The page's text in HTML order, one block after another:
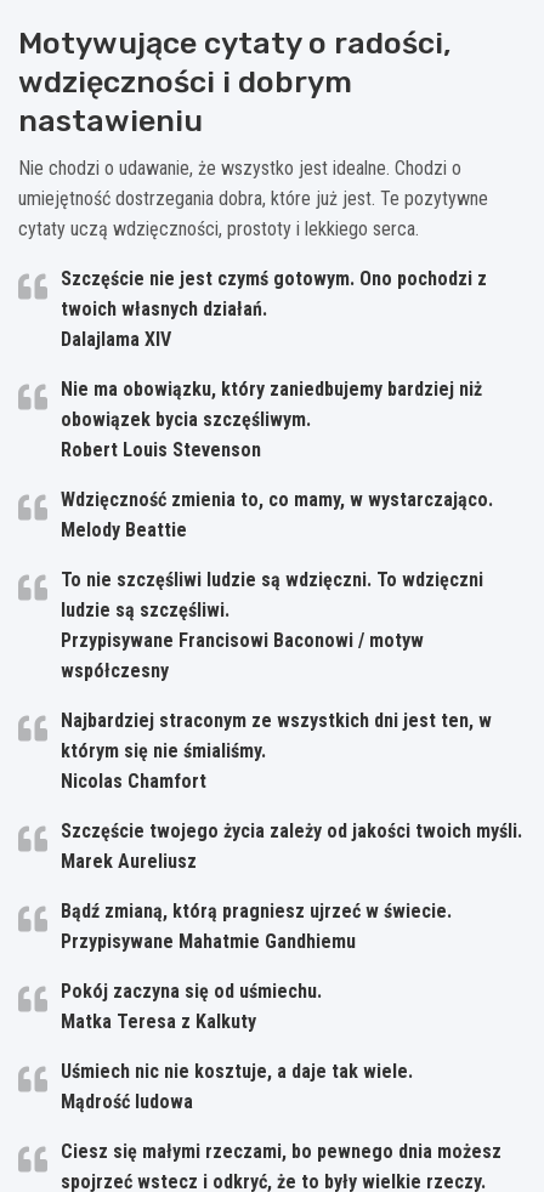
Motywujące cytaty o radości,
wdzięczności i dobrym
nastawieniu
Nie chodzi o udawanie, że wszystko jest idealne. Chodzi o
umiejętność dostrzegania dobra, które już jest. Te pozytywne
cytaty uczą wdzięczności, prostoty i lekkiego serca.
Szczęście nie jest czymś gotowym. Ono pochodzi z
twoich własnych działań.
Dalajlama XIV
Nie ma obowiązku, który zaniedbujemy bardziej niż
obowiązek bycia szczęśliwym.
Robert Louis Stevenson
Wdzięczność zmienia to, co mamy, w wystarczająco.
Melody Beattie
To nie szczęśliwi ludzie są wdzięczni. To wdzięczni
ludzie są szczęśliwi.
Przypisywane Francisowi Baconowi / motyw
współczesny
Najbardziej straconym ze wszystkich dni jest ten, w
którym się nie śmialiśmy.
Nicolas Chamfort
Szczęście twojego życia zależy od jakości twoich myśli.
Marek Aureliusz
Bądź zmianą, którą pragniesz ujrzeć w świecie.
Przypisywane Mahatmie Gandhiemu
Pokój zaczyna się od uśmiechu.
Matka Teresa z Kalkuty
Uśmiech nic nie kosztuje, a daje tak wiele.
Mądrość ludowa
Ciesz się małymi rzeczami, bo pewnego dnia możesz
spojrzeć wstecz i odkryć, że to były wielkie rzeczy.